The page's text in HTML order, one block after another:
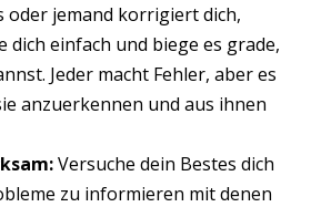
oder jemand korrigiert dich,
dich einfach und biege es grade,
Jeder macht Fehler, aber es
anzuerkennen und aus ihnen
Versuche dein Bestes dich
zu informieren mit denen